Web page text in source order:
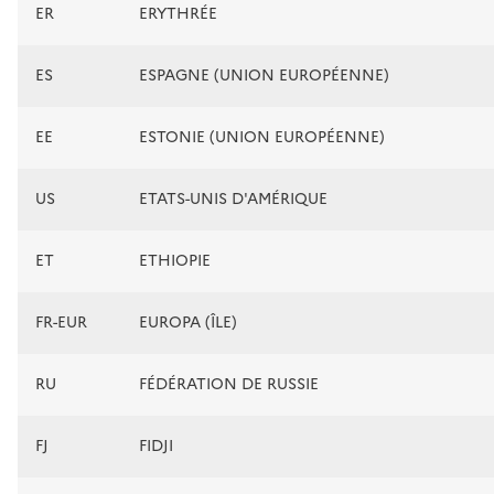
ER ERYTHRÉE
ES ESPAGNE (UNION EUROPÉENNE)
EE ESTONIE (UNION EUROPÉENNE)
US ETATS-UNIS D'AMÉRIQUE
ET ETHIOPIE
FR-EUR EUROPA (ÎLE)
RU FÉDÉRATION DE RUSSIE
FJ FIDJI